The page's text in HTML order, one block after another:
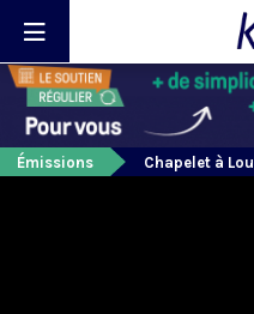
Émissions Chapelet à